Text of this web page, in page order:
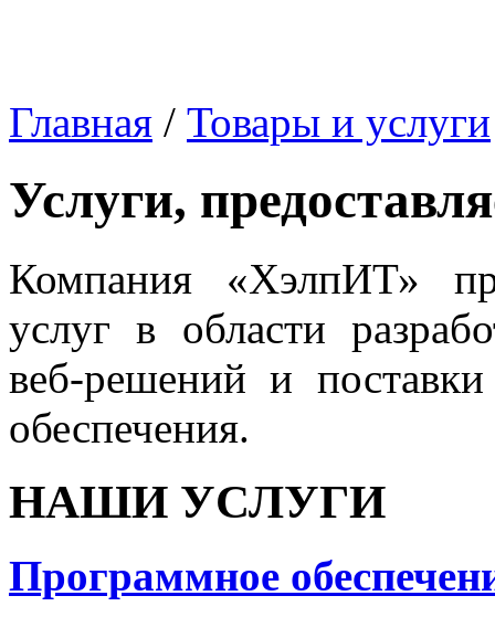
Главная / Товары и услуги
Услуги,
Компания «ХэлпИТ»
услуг в области
веб-решений и
обеспечения.
НАШИ УСЛУГИ
Программное